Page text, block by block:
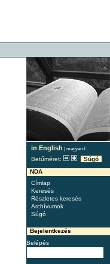
in English | magyarul
Betűméret:
Súgó
NDA
Címlap
Keresés
Részletes keresés
Archívumok
Súgó
Bejelentkezés
Belépés